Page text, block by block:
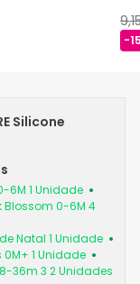
-
Silicone
6M 1 Unidade
Blossom 0-6M 4
Natal 1 Unidade
1 Unidade
36m 3 2 Unidades